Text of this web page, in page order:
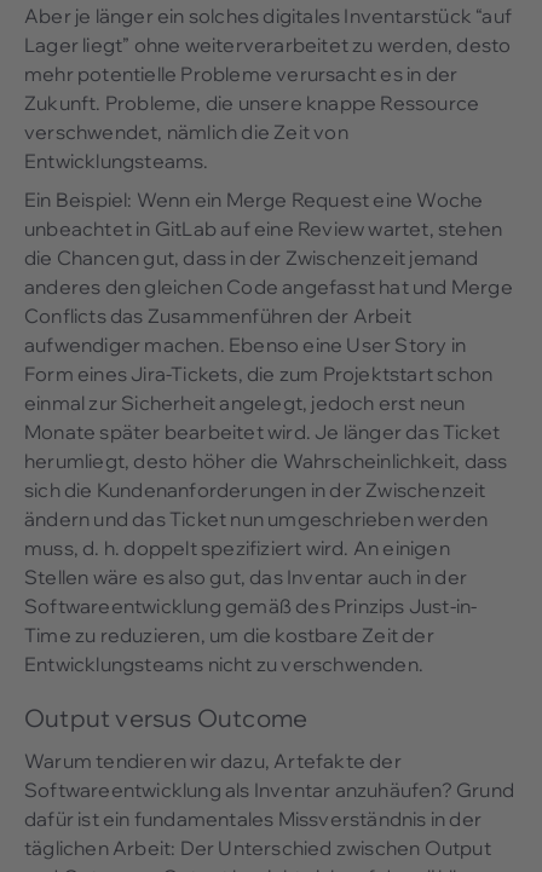
Aber je länger ein solches digitales Inventarstück “auf
Lager liegt” ohne weiterverarbeitet zu werden, desto
mehr potentielle Probleme verursacht es in der
Zukunft. Probleme, die unsere knappe Ressource
verschwendet, nämlich die Zeit von
Entwicklungsteams.
Ein Beispiel: Wenn ein Merge Request eine Woche
unbeachtet in GitLab auf eine Review wartet, stehen
die Chancen gut, dass in der Zwischenzeit jemand
anderes den gleichen Code angefasst hat und Merge
Conflicts das Zusammenführen der Arbeit
aufwendiger machen. Ebenso eine User Story in
Form eines Jira-Tickets, die zum Projektstart schon
einmal zur Sicherheit angelegt, jedoch erst neun
Monate später bearbeitet wird. Je länger das Ticket
herumliegt, desto höher die Wahrscheinlichkeit, dass
sich die Kundenanforderungen in der Zwischenzeit
ändern und das Ticket nun umgeschrieben werden
muss, d. h. doppelt spezifiziert wird. An einigen
Stellen wäre es also gut, das Inventar auch in der
Softwareentwicklung gemäß des Prinzips Just-in-
Time zu reduzieren, um die kostbare Zeit der
Entwicklungsteams nicht zu verschwenden.
Output versus Outcome
Warum tendieren wir dazu, Artefakte der
Softwareentwicklung als Inventar anzuhäufen? Grund
dafür ist ein fundamentales Missverständnis in der
täglichen Arbeit: Der Unterschied zwischen Output